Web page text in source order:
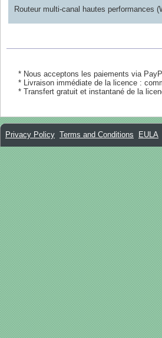
Routeur multi-canal hautes performances
* Nous acceptons les paiements via
* Livraison immédiate de la licence :
* Transfert gratuit et instantané de la
Privacy Policy Terms and Conditions EULA